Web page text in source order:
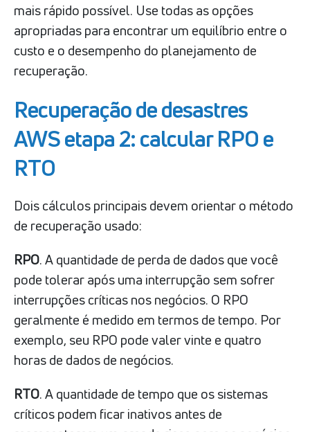
mais rápido possível. Use todas as opções
apropriadas para encontrar um equilíbrio entre o
custo e o desempenho do planejamento de
recuperação.
Recuperação de desastres
AWS etapa 2: calcular RPO e
RTO
Dois cálculos principais devem orientar o método
de recuperação usado:
RPO. A quantidade de perda de dados que você
pode tolerar após uma interrupção sem sofrer
interrupções críticas nos negócios. O RPO
geralmente é medido em termos de tempo. Por
exemplo, seu RPO pode valer vinte e quatro
horas de dados de negócios.
RTO. A quantidade de tempo que os sistemas
críticos podem ficar inativos antes de